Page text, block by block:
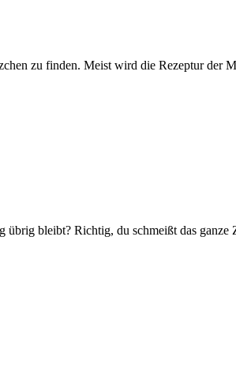
zu finden. Meist wird die Rezeptur der
bleibt? Richtig, du schmeißt das ganze